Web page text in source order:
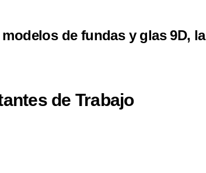
de fundas y glas 9D, la
de Trabajo